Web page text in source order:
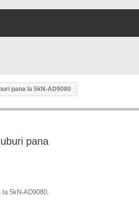
pana la 5kN-AD9080
pana
5kN-AD9080.